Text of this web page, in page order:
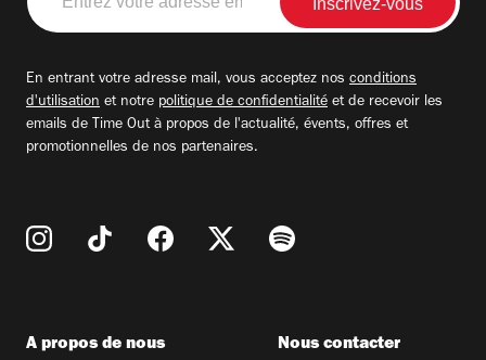
votre
adresse
En entrant votre adresse mail, vous acceptez nos conditions
d'utilisation et notre politique de confidentialité et de recevoir les
emails de Time Out à propos de l'actualité, évents, offres et
promotionnelles de nos partenaires.
A propos de nous Nous contacter